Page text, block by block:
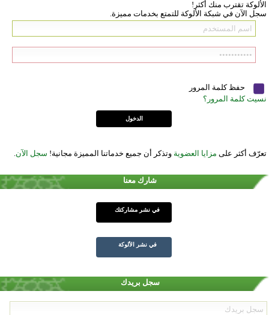
الألوكة تقترب منك أكثر!
سجل الآن في شبكة الألوكة للتمتع بخدمات مميزة.
حفظ كلمة المرور
نسيت كلمة المرور؟
تعرّف أكثر على مزايا العضوية وتذكر أن جميع خدماتنا المميزة مجانية! سجل الآن
شارك معنا
في نشر مشاركتك
في نشر الألوكة
سجل بريدك